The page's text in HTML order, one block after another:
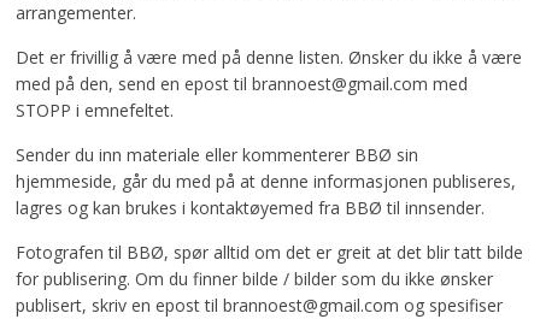
arrangementer.
Det er frivillig å være med på denne listen. Ønsker du ikke å være
med på den, send en epost til brannoest@gmail.com med
STOPP i emnefeltet.
Sender du inn materiale eller kommenterer BBØ sin
hjemmeside, går du med på at denne informasjonen publiseres,
lagres og kan brukes i kontaktøyemed fra BBØ til innsender.
Fotografen til BBØ, spør alltid om det er greit at det blir tatt bilde
for publisering. Om du finner bilde / bilder som du ikke ønsker
publisert, skriv en epost til brannoest@gmail.com og spesifiser